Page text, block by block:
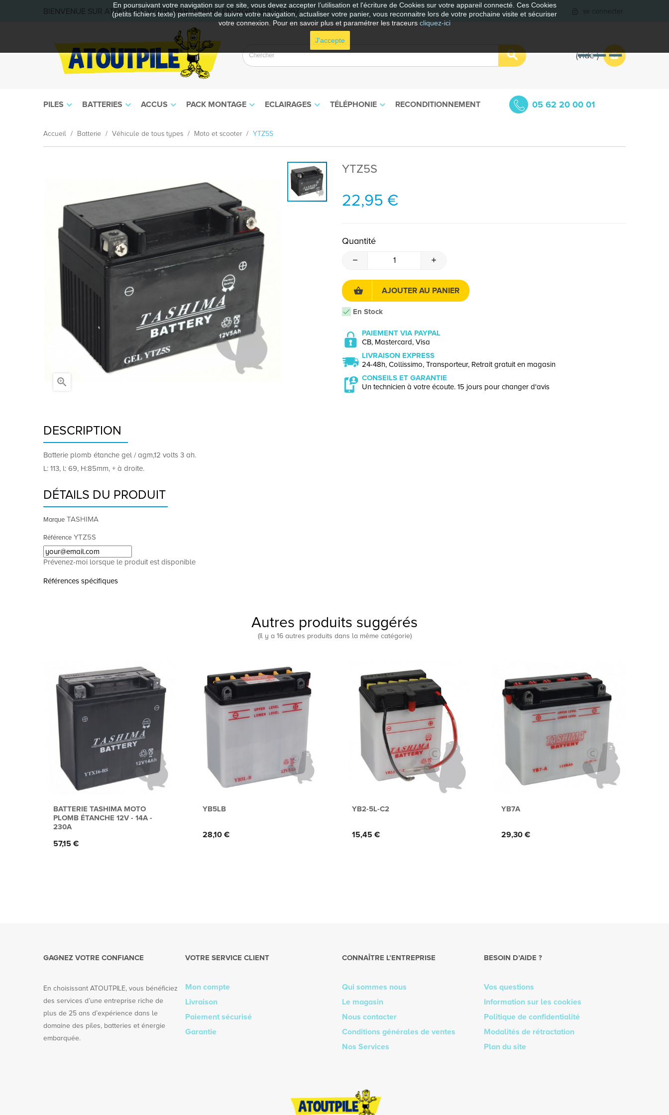
En poursuivant votre navigation sur ce site, vous devez accepter l’utilisation et l'écriture de Cookies sur votre appareil connecté. Ces Cookies
(petits fichiers texte) permettent de suivre votre navigation, actualiser votre panier, vous reconnaitre lors de votre prochaine visite et sécuriser
votre connexion. Pour en savoir plus et paramétrer les traceurs cliquez-ici
J'accepte
BIENVENUE SUR ATOUTPILE VOTRE PARTENAIRE ENERGIE DEPUIS 1997 se connecter
vide
PILES BATTERIES ACCUS PACK MONTAGE ECLAIRAGES TÉLÉPHONIE RECONDITIONNEMENT 05 62 20 00 01
Accueil Batterie Véhicule de tous types Moto et scooter YTZ5S

YTZ5S
22,95 €
Quantité
AJOUTER AU PANIER
En Stock
PAIEMENT VIA PAYPAL
CB, Mastercard, Visa
LIVRAISON EXPRESS
24-48h, Collissimo, Transporteur, Retrait gratuit en magasin
CONSEILS ET GARANTIE
Un technicien à votre écoute. 15 jours pour changer d'avis
DESCRIPTION
Batterie plomb étanche gel / agm,12 volts 3 ah.
L: 113, l: 69, H:85mm, + à droite.
DÉTAILS DU PRODUIT
Marque TASHIMA
Référence YTZ5S
Prévenez-moi lorsque le produit est disponible
Références spécifiques
Autres produits suggérés
(Il y a 16 autres produits dans la même catégorie)
BATTERIE TASHIMA MOTO
PLOMB ÉTANCHE 12V - 14A -
230A
Prix
57,15 €
YB5LB
Prix
28,10 €
YB2-5L-C2
Prix
15,45 €
YB7A
Prix
29,30 €
GAGNEZ VOTRE CONFIANCE
En choisissant ATOUTPILE, vous bénéficiez
des services d’une entreprise riche de
plus de 25 ans d’expérience dans le
domaine des piles, batteries et énergie
embarquée.
VOTRE SERVICE CLIENT
Mon compte
Livraison
Paiement sécurisé
Garantie
CONNAÎTRE L’ENTREPRISE
Qui sommes nous
Le magasin
Nous contacter
Conditions générales de ventes
Nos Services
BESOIN D’AIDE ?
Vos questions
Information sur les cookies
Politique de confidentialité
Modalités de rétractation
Plan du site